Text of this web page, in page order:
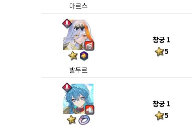
마르스
발두르
창궁 1
5
창궁 1
5